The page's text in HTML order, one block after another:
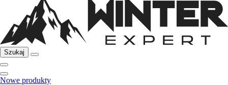
Szukaj
Nowe produkty